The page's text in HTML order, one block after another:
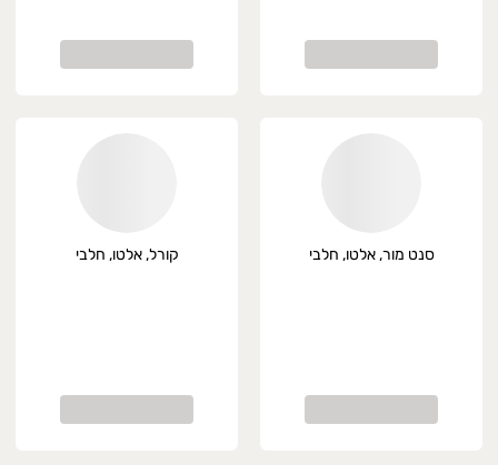
סנט מור, אלטו, חלבי קורל, אלטו, חלבי